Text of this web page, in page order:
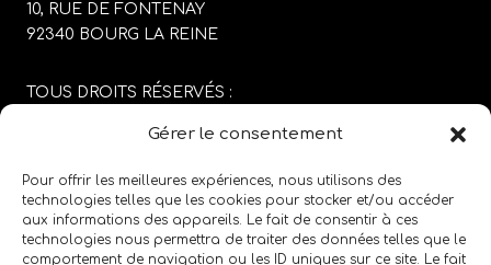
Gérer le consentement
Pour offrir les meilleures expériences, nous utilisons des
technologies telles que les cookies pour stocker et/ou accéder
aux informations des appareils. Le fait de consentir à ces
technologies nous permettra de traiter des données telles que le
comportement de navigation ou les ID uniques sur ce site. Le fait
10, RUE DE FONTENAY
92340 BOURG LA REINE
TOUS DROITS RÉSERVÉS :
CONCEPTION DU SITE :
MENTIONS LÉGALES/CGV